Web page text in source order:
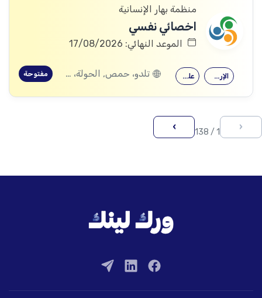
منظمة بهار الإنسانية
اخصائي نفسي
الموعد النهائي: 17/08/2026
علم النفس الإرشاد النفسي تلدو، حمص, الحولة، حمص مفتوحة
‹
1 / 138
›